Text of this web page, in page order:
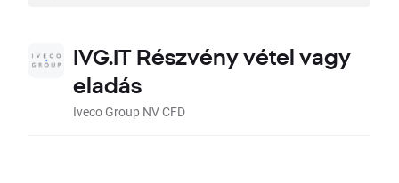
IVG.IT Részvény vétel vagy
eladás
Iveco Group NV CFD